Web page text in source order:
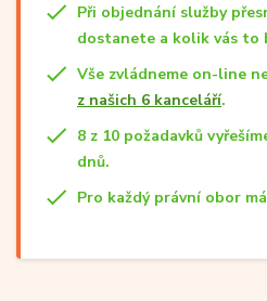
Při objednání služby
dostanete a kolik vás to
Vše zvládneme on-line
z našich 6 kanceláří.
8 z 10 požadavků
dnů.
Pro každý právní obor